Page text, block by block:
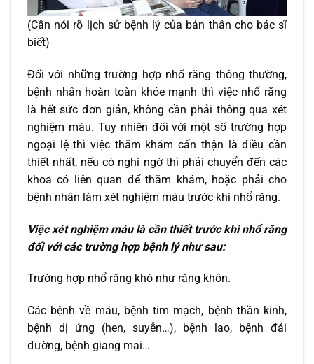
(Cần nói rõ lịch sử bệnh lý của bản thân cho bác sĩ
biết)
Đối với những trường hợp nhổ răng thông thường,
bệnh nhân hoàn toàn khỏe mạnh thì việc nhổ răng
là hết sức đơn giản, không cần phải thông qua xét
nghiệm máu. Tuy nhiên đối với một số trường hợp
ngoại lệ thì việc thăm khám cẩn thận là điều cần
thiết nhất, nếu có nghi ngờ thì phải chuyển đến các
khoa có liên quan để thăm khám, hoặc phải cho
bệnh nhân làm xét nghiệm máu trước khi nhổ răng.
Việc xét nghiệm máu là cần thiết trước khi nhổ răng
đối với các trường hợp bệnh lý như sau:
Trường hợp nhổ răng khó như răng khôn.
Các bệnh về máu, bệnh tim mạch, bệnh thần kinh,
bệnh dị ứng (hen, suyễn…), bệnh lao, bệnh đái
đường, bệnh giang mai…